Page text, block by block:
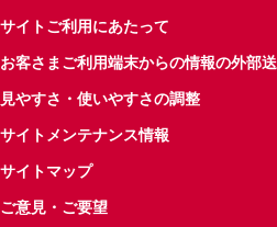
サイトご利用にあたって
お客さまご利用端末からの情報の外部
見やすさ・使いやすさの調整
サイトメンテナンス情報
サイトマップ
ご意見・ご要望